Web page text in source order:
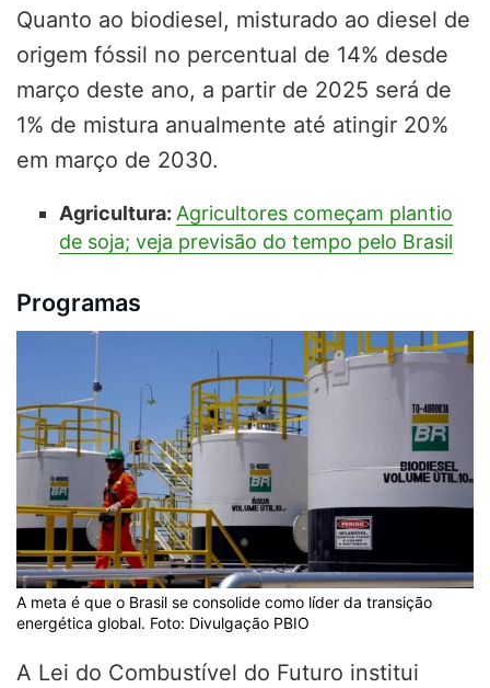
Quanto ao biodiesel, misturado ao diesel de
origem fóssil no percentual de 14% desde
março deste ano, a partir de 2025 será de
1% de mistura anualmente até atingir 20%
em março de 2030.
Agricultura: Agricultores começam plantio
de soja; veja previsão do tempo pelo Brasil
Programas
A meta é que o Brasil se consolide como líder da transição
energética global. Foto: Divulgação PBIO
A Lei do Combustível do Futuro institui